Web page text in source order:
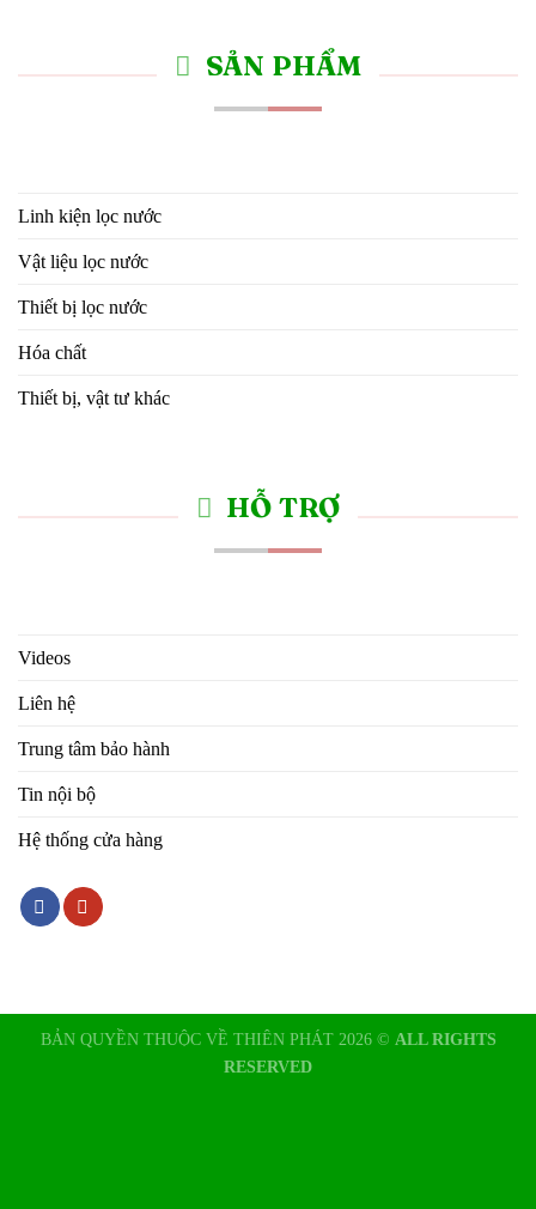
SẢN PHẨM
Linh kiện lọc nước
Vật liệu lọc nước
Thiết bị lọc nước
Hóa chất
Thiết bị, vật tư khác
HỖ TRỢ
Videos
Liên hệ
Trung tâm bảo hành
Tin nội bộ
Hệ thống cửa hàng
BẢN QUYỀN THUỘC VỀ THIÊN PHÁT 2026 © ALL RIGHTS
RESERVED